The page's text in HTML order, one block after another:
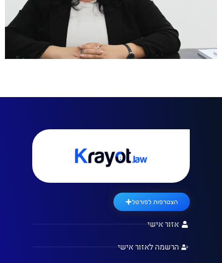
הצטרפות לפורטל
אזור אישי
הרשמה לאזור אישי